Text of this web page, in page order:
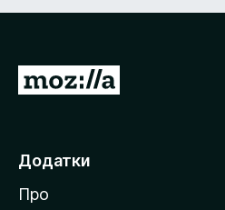
П
е
й
т
Додатки
Про